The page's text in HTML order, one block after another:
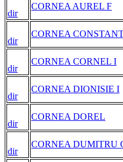
dir
CORNEA AUREL F
dir
CORNEA
dir
CORNEA CORNEL I
dir
CORNEA DIONISIE I
dir
CORNEA DOREL
dir
CORNEA DUMITRU